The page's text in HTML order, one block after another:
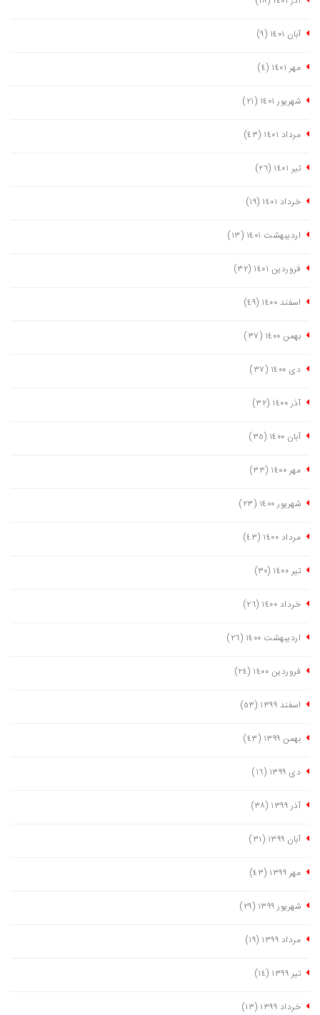
آبان ١٤٠١ (٩)
مهر ١٤٠١ (٤)
شهریور ١٤٠١ (٢١)
مرداد ١٤٠١ (٤٣)
تیر ١٤٠١ (٢٦)
خرداد ١٤٠١ (١٩)
اردیبهشت ١٤٠١ (١٣)
فروردین ١٤٠١ (٣٢)
اسفند ١٤٠٠ (٤٩)
بهمن ١٤٠٠ (٣٧)
دی ١٤٠٠ (٣٧)
آذر ١٤٠٠ (٣٢)
آبان ١٤٠٠ (٣٥)
مهر ١٤٠٠ (٣٣)
شهریور ١٤٠٠ (٢٣)
مرداد ١٤٠٠ (٤٣)
تیر ١٤٠٠ (٣٠)
خرداد ١٤٠٠ (٢٦)
اردیبهشت ١٤٠٠ (٢٦)
فروردین ١٤٠٠ (٢٤)
اسفند ١٣٩٩ (٥٣)
بهمن ١٣٩٩ (٤٣)
دی ١٣٩٩ (١٦)
آذر ١٣٩٩ (٣٨)
آبان ١٣٩٩ (٣١)
مهر ١٣٩٩ (٤٣)
شهریور ١٣٩٩ (٢٩)
مرداد ١٣٩٩ (١٩)
تیر ١٣٩٩ (١٤)
خرداد ١٣٩٩ (١٣)